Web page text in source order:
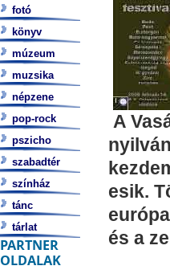
A
esik.
és a
fotó
könyv
múzeum
muzsika
népzene
pop-rock
pszicho
szabadtér
színház
tánc
tárlat
PARTNER
OLDALAK